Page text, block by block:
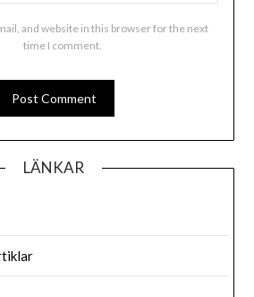
and website in this browser for the next
time I comment.
LÄNKAR